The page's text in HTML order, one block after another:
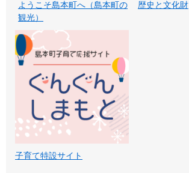
ようこそ島本町へ（島本町の
観光）
歴史と文化財
子育て特設サイト